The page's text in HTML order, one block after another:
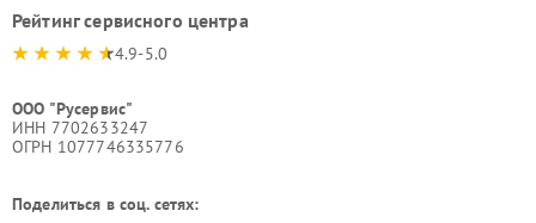
Рейтинг сервисного центра
4.9-5.0
ООО "Русервис"
ИНН 7702633247
ОГРН 1077746335776
Поделиться в соц. сетях: